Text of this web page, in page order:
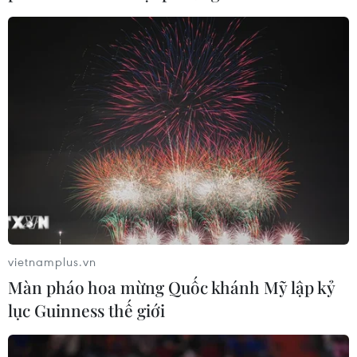
30/07/2026 01:43
Hoàn thiện cơ chế điều tiết, thúc đẩy
thị trường bất động sản phát triển
lành mạnh
29/07/2026 10:26
Nhà nước điều tiết, kiểm soát và
quyết định giá đất
29/07/2026 06:11
Đà Nẵng bổ sung thêm quỹ đất phát
vietnamplus.vn
Màn pháo hoa mừng Quốc khánh Mỹ lập kỷ
lục Guinness thế giới